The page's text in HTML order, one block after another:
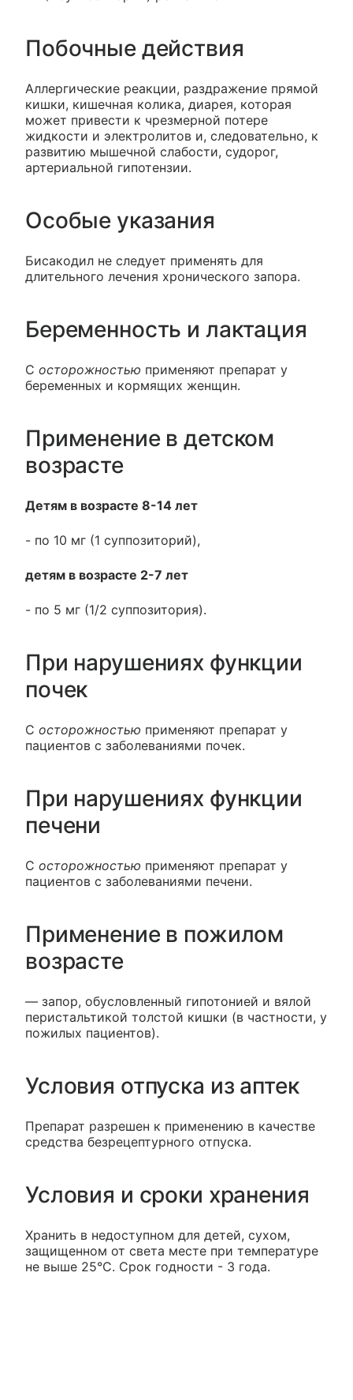
Побочные действия
Аллергические реакции, раздражение прямой
кишки, кишечная колика, диарея, которая
может привести к чрезмерной потере
жидкости и электролитов и, следовательно, к
развитию мышечной слабости, судорог,
артериальной гипотензии.
Особые указания
Бисакодил не следует применять для
длительного лечения хронического запора.
Беременность и лактация
С осторожностью применяют препарат у
беременных и кормящих женщин.
Применение в детском
возрасте
Детям в возрасте 8-14 лет
- по 10 мг (1 суппозиторий),
детям в возрасте 2-7 лет
- по 5 мг (1/2 суппозитория).
При нарушениях функции
почек
С осторожностью применяют препарат у
пациентов с заболеваниями почек.
При нарушениях функции
печени
С осторожностью применяют препарат у
пациентов с заболеваниями печени.
Применение в пожилом
возрасте
— запор, обусловленный гипотонией и вялой
перистальтикой толстой кишки (в частности, у
пожилых пациентов).
Условия отпуска из аптек
Препарат разрешен к применению в качестве
средства безрецептурного отпуска.
Условия и сроки хранения
Хранить в недоступном для детей, сухом,
защищенном от света месте при температуре
не выше 25°С. Срок годности - 3 года.